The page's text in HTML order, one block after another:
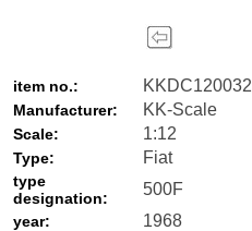
item no.: KKDC120032
Manufacturer: KK-Scale
Scale: 1:12
Type: Fiat
type
designation:
500F
year: 1968